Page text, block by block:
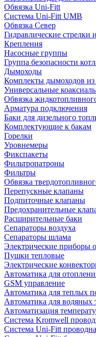
Обвязка Uni-Fitt
Система Uni-Fitt UMB
Обвязка Север
Гидравлические стрелки
Крепления
Насосные группы
Группа безопасности
Дымоходы
Комплекты дымоходов
Универсальные
Обвязка
Арматура подключения
Баки для дизельного
Комплектующие к бакам
Горелки
Уровнемеры
Фикспакеты
Фильтропатроны
Фильтры
Обвязка
Перепускные клапаны
Подпиточные клапаны
Предохранительные
Расширительные баки
Сепараторы воздуха
Сепараторы шлама
Электрические приборы
Пушки тепловые
Электрические
Автоматика для
GSM управление
Автоматика для теплых
Автоматика для водяных
Автоматизация
Система Kromwell
Система Uni-Fitt